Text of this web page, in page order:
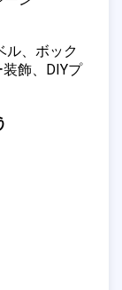
ル、ボック
飾、DIYプ